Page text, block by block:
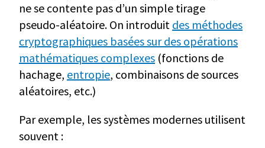
ne se contente pas d’un simple tirage
pseudo-aléatoire. On introduit des méthodes
cryptographiques basées sur des opérations
mathématiques complexes (fonctions de
hachage, entropie, combinaisons de sources
aléatoires, etc.)
Par exemple, les systèmes modernes utilisent
souvent :